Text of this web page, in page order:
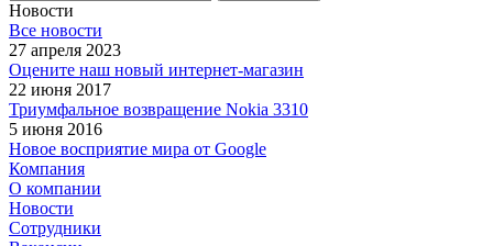
Новости
Все новости
27 апреля 2023
Оцените наш новый интернет-магазин
22 июня 2017
Триумфальное возвращение Nokia 3310
5 июня 2016
Новое восприятие мира от Google
Компания
О компании
Новости
Сотрудники